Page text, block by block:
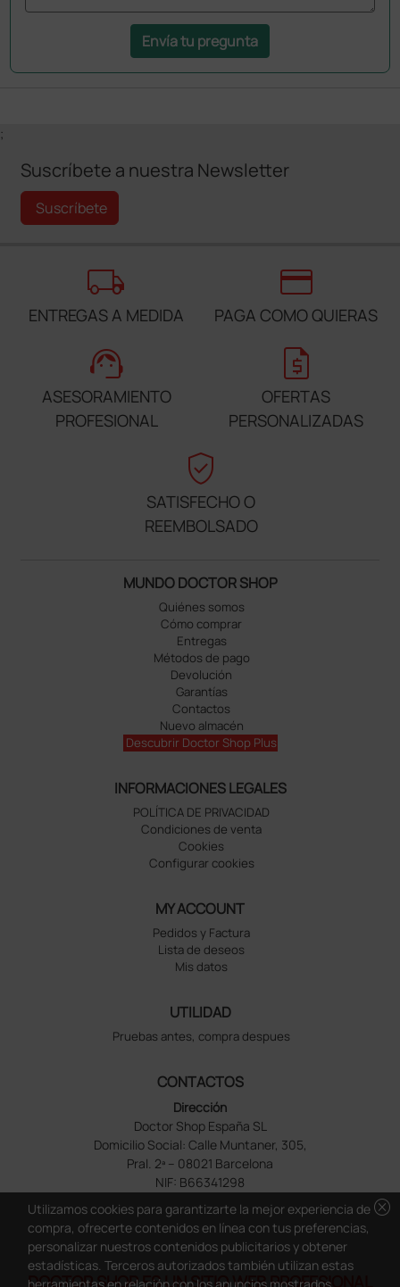
Envía tu pregunta
;
Suscríbete a nuestra Newsletter
Suscríbete
local_shipping
ENTREGAS A MEDIDA
credit_card
PAGA COMO QUIERAS
support_agent
ASESORAMIENTO
PROFESIONAL
request_quote
OFERTAS
PERSONALIZADAS
verified_user
SATISFECHO O
REEMBOLSADO
MUNDO DOCTOR SHOP
Quiénes somos
Cómo comprar
Entregas
Métodos de pago
Devolución
Garantías
Contactos
Nuevo almacén
Descubrir Doctor Shop Plus
INFORMACIONES LEGALES
POLÍTICA DE PRIVACIDAD
Condiciones de venta
Cookies
Configurar cookies
MY ACCOUNT
Pedidos y Factura
Lista de deseos
Mis datos
UTILIDAD
Pruebas antes, compra despues
CONTACTOS
Dirección
Doctor Shop España SL
Domicilio Social: Calle Muntaner, 305,
Pral. 2ª – 08021 Barcelona
NIF: B66341298
DOCTOR SHOP ES UN SITIO WEB PROFESIONAL
cancel
Utilizamos cookies para garantizarte la mejor experiencia de
compra, ofrecerte contenidos en línea con tus preferencias,
personalizar nuestros contenidos publicitarios y obtener
estadísticas. Terceros autorizados también utilizan estas